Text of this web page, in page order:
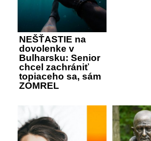
NEŠŤASTIE na
dovolenke v
Bulharsku: Senior
chcel zachrániť
topiaceho sa, sám
ZOMREL